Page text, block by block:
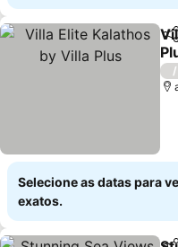
/
Selecione as datas para
exatos.